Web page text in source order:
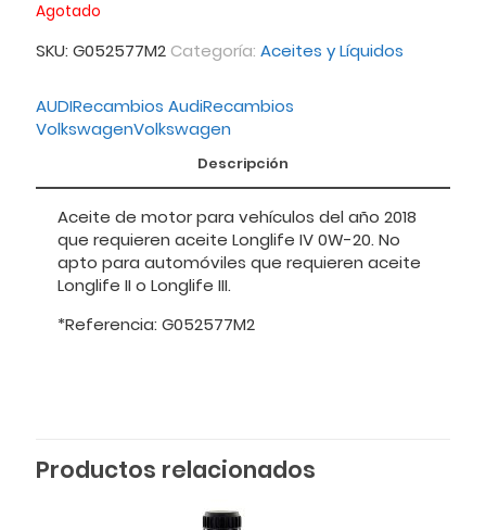
Agotado
SKU: G052577M2 Categoría: Aceites y Líquidos
AUDIRecambios AudiRecambios
VolkswagenVolkswagen
Descripción
Aceite de motor para vehículos del año 2018
que requieren aceite Longlife IV 0W-20. No
apto para automóviles que requieren aceite
Longlife II o Longlife III.
*Referencia: G052577M2
Productos relacionados